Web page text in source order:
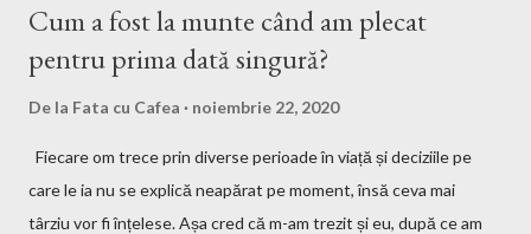
Cum a fost la munte când am plecat
pentru prima dată singură?
De la Fata cu Cafea noiembrie 22, 2020
Fiecare om trece prin diverse perioade în viață și deciziile pe
care le ia nu se explică neapărat pe moment, însă ceva mai
târziu vor fi înțelese. Așa cred că m-am trezit și eu, după ce am